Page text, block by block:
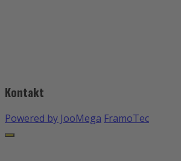
Kontakt
Powered by JooMega FramoTec